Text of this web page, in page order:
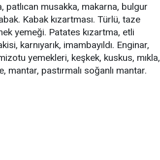
patlıcan musakka, makarna, bulgur
Kabak kızartması. Türlü, taze
yemeği. Patates kızartma, etli
karnıyarık, imambayıldı. Enginar,
yemekleri, keşkek, kuskus, mıkla,
mantar, pastırmalı soğanlı mantar.